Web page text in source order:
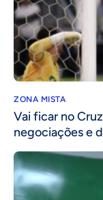
ZONA MISTA
Vai ficar no
negociações e